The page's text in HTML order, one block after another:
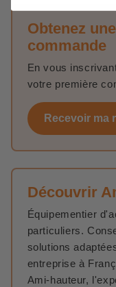
Obtenez
commande
En vous
votre première
Recevoir ma
Découvrir
Équipementier
particuliers.
solutions
entreprise à
Ami-hauteur,